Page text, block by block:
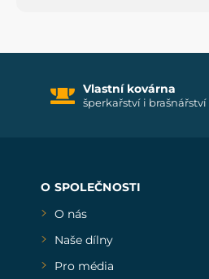
Vlastní kovárna
šperkařství i brašnářství
O SPOLEČNOSTI
O nás
Naše dílny
Pro média